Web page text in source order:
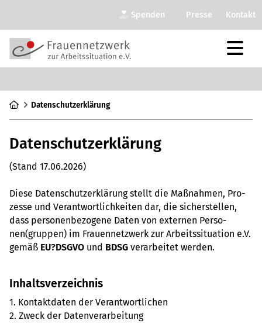
Spenden Presse Kontakt
Daten­schut­z­er­klä­rung
Daten­schut­z­er­klä­rung
(Stand 17.06.2026)
Diese Daten­schut­z­er­klä­rung stellt die Maß­nah­men, Pro­
zesse und Ver­ant­wort­lich­kei­ten dar, die sicher­stel­len,
dass per­so­nen­be­zo­gene Daten von exter­nen Per­so­
nen(grup­pen) im Frau­en­netz­werk zur Arbeits­si­tua­tion e.V.
gemäß EU?DSGVO und BDSG ver­ar­bei­tet werden.
Inhalts­ver­zeich­nis
1. Kon­takt­da­ten der Ver­ant­wort­li­chen
2. Zweck der Daten­ver­ar­bei­tung